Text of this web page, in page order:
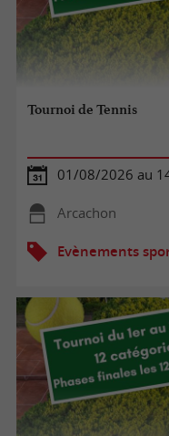
Tournoi de Tennis
01/08/2026 au
Arcachon
Evènements